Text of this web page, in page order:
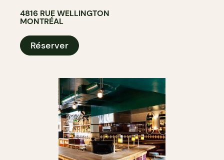
4816 RUE WELLINGTON
MONTRÉAL
Réserver